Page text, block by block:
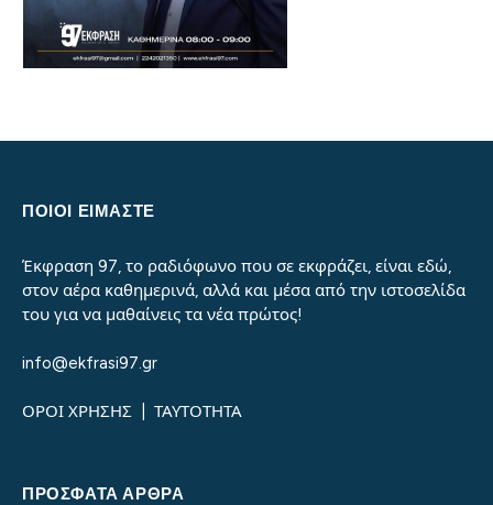
ΠΟΙΟΙ ΕΙΜΑΣΤΕ
Έκφραση 97, το ραδιόφωνο που σε εκφράζει, είναι εδώ,
στον αέρα καθημερινά, αλλά και μέσα από την ιστοσελίδα
του για να μαθαίνεις τα νέα πρώτος!
info@ekfrasi97.gr
ΟΡΟΙ ΧΡΗΣΗΣ ΤΑΥΤΟΤΗΤΑ
ΠΡΌΣΦΑΤΑ ΆΡΘΡΑ